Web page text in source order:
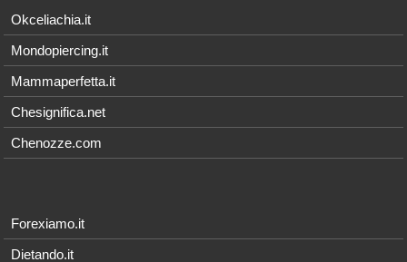
Okceliachia.it
Mondopiercing.it
Mammaperfetta.it
Chesignifica.net
Chenozze.com
Forexiamo.it
Dietando.it